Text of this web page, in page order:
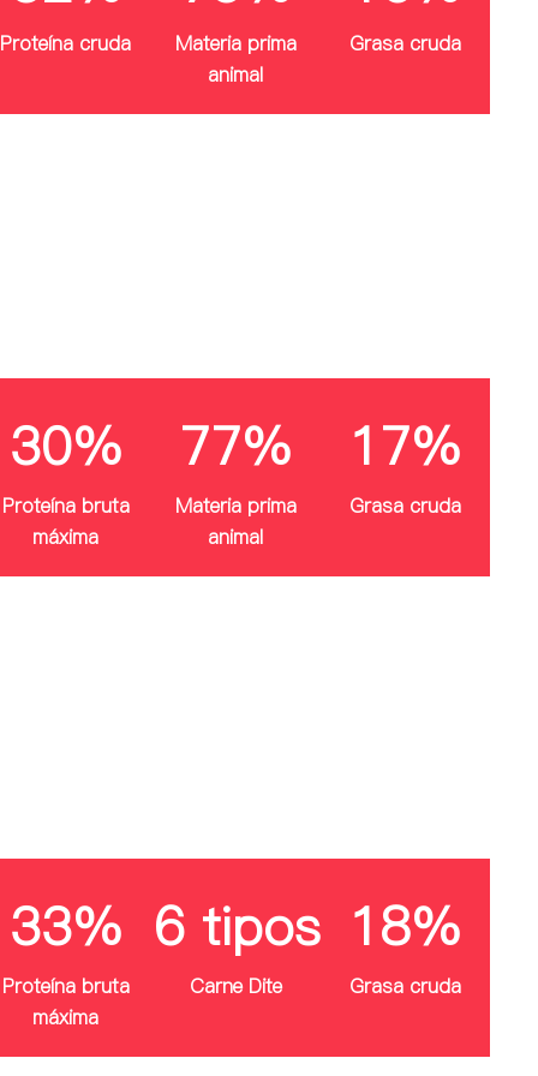
Proteína cruda
Materia prima
animal
Grasa cruda
30%
Proteína bruta
máxima
77%
Materia prima
animal
17%
Grasa cruda
33%
Proteína bruta
máxima
6 tipos
Carne Dite
18%
Grasa cruda